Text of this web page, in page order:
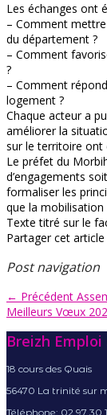
Les échanges ont
– Comment
du département ?
– Comment
?
– Comment
logement ?
Chaque acteur a
améliorer la
sur le territoire ont
Le préfet du
d’engagements
formaliser les
que la
Texte titré sur le
Partager cet article
Post navigation
← Précédent
Meilleurs Vœux
Breizh Emploi
18 cours des Quais
56470 La trinité sur
Téléphone: 02 97 30